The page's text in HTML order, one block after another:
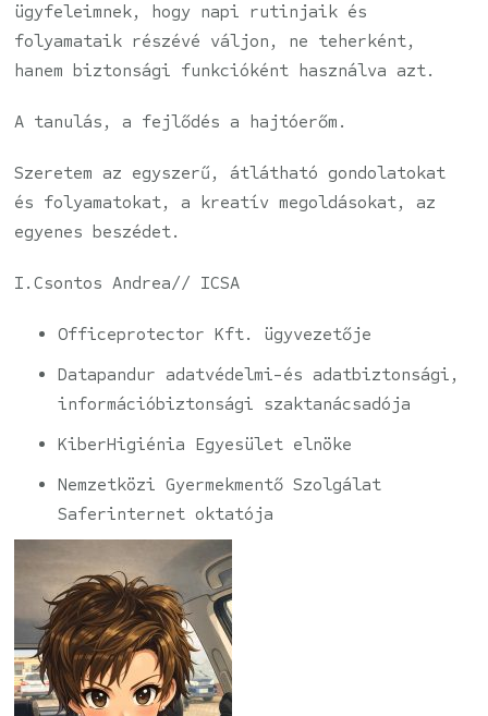
ügyfeleimnek, hogy napi rutinjaik és
folyamataik részévé váljon, ne teherként,
hanem biztonsági funkcióként használva azt.
A tanulás, a fejlődés a hajtóerőm.
Szeretem az egyszerű, átlátható gondolatokat
és folyamatokat, a kreatív megoldásokat, az
egyenes beszédet.
I.Csontos Andrea// ICSA
Officeprotector Kft. ügyvezetője
Datapandur adatvédelmi-és adatbiztonsági,
információbiztonsági szaktanácsadója
KiberHigiénia Egyesület elnöke
Nemzetközi Gyermekmentő Szolgálat
Saferinternet oktatója